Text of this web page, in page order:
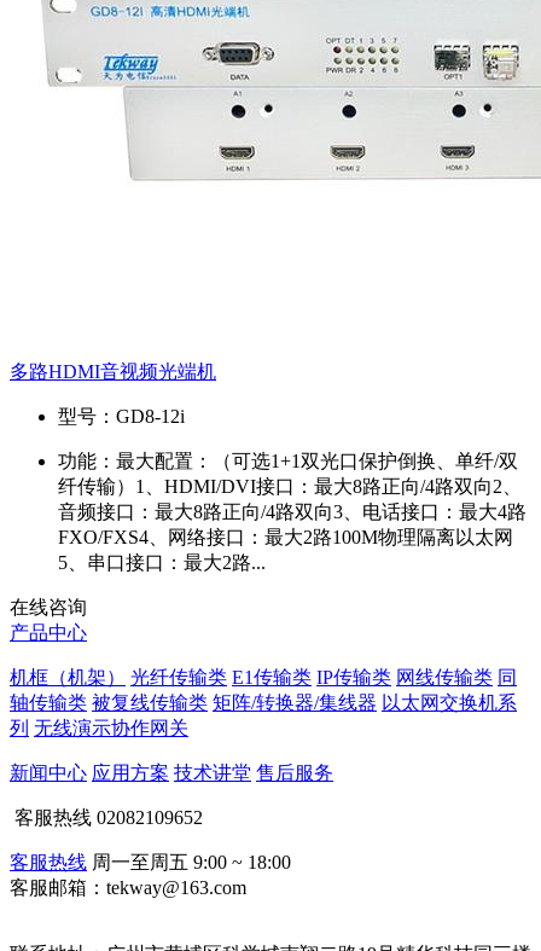
多路HDMI音视频光端机
型号： GD8-12i
功能： 最大配置：（可选1+1双光口保护倒换、单纤/双
纤传输）1、HDMI/DVI接口：最大8路正向/4路双向2、
音频接口：最大8路正向/4路双向3、电话接口：最大4路
FXO/FXS4、网络接口：最大2路100M物理隔离以太网
5、串口接口：最大2路...
在线咨询
产品中心
机框（机架） 光纤传输类 E1传输类 IP传输类 网线传输类 同
轴传输类 被复线传输类 矩阵/转换器/集线器 以太网交换机系
列 无线演示协作网关
新闻中心 应用方案 技术讲堂 售后服务
客服热线 02082109652
客服热线 周一至周五 9:00 ~ 18:00
客服邮箱：tekway@163.com